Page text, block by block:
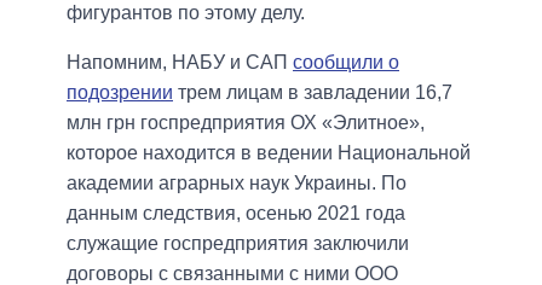
фигурантов по этому делу.
Напомним, НАБУ и САП сообщили о
подозрении трем лицам в завладении 16,7
млн грн госпредприятия ОХ «Элитное»,
которое находится в ведении Национальной
академии аграрных наук Украины. По
данным следствия, осенью 2021 года
служащие госпредприятия заключили
договоры с связанными с ними ООО